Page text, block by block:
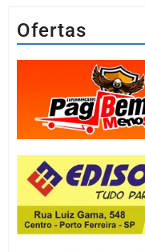
Ofertas